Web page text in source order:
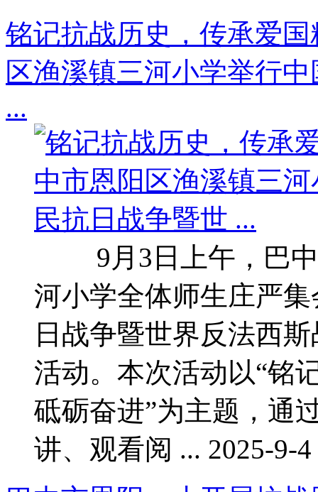
铭记抗战历史，传承爱
区渔溪镇三河小学举行
...
9月3日上午，巴中
河小学全体师生庄严
日战争暨世界反法西
活动。本次活动以“铭
砥砺奋进”为主题，通
讲、观看阅 ... 2025-9-4